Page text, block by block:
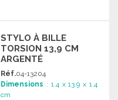
STYLO À BILLE
TORSION 13,9 CM
ARGENTÉ
Réf.04-13204
Dimensions : 1.4 x 13.9 x 1.4
cm